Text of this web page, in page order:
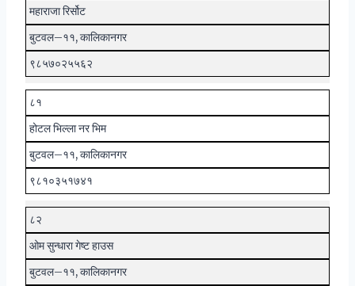
महाराजा रिर्सोट
बुटवल–११, कालिकानगर
९८५७०२५५६२
८१
होटल भिल्ला नर भिम
बुटवल–११, कालिकानगर
९८१०३५१७४१
८२
ओम सुन्धारा गेष्ट हाउस
बुटवल–११, कालिकानगर